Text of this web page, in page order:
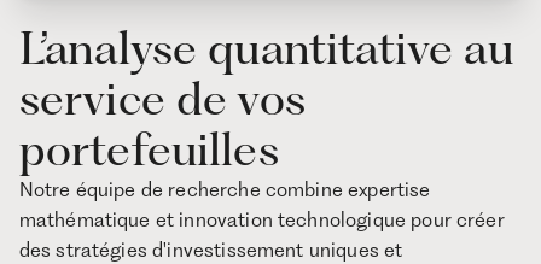
L’analyse quantitative au
service de vos
portefeuilles
Notre équipe de recherche combine expertise
mathématique et innovation technologique pour créer
des stratégies d'investissement uniques et